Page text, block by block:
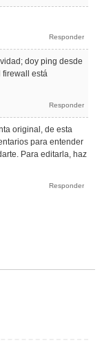
doy ping desde
firewall está
original, de esta
para entender
Para editarla, haz